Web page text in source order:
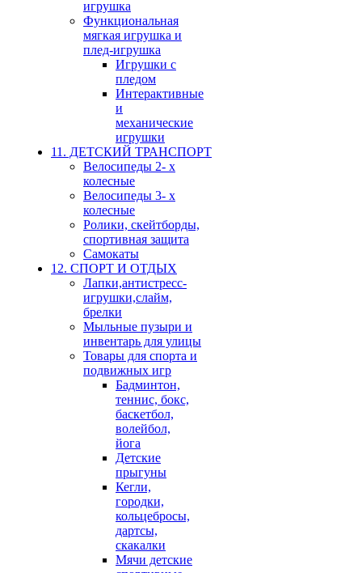
игрушка
Функциональная
мягкая игрушка и
плед-игрушка
Игрушки с
пледом
Интерактивные
и
механические
игрушки
11. ДЕТСКИЙ ТРАНСПОРТ
Велосипеды 2- х
колесные
Велосипеды 3- х
колесные
Ролики, скейтборды,
спортивная защита
Самокаты
12. СПОРТ И ОТДЫХ
Лапки,антистресс-
игрушки,слайм,
брелки
Мыльные пузыри и
инвентарь для улицы
Товары для спорта и
подвижных игр
Бадминтон,
теннис, бокс,
баскетбол,
волейбол,
йога
Детские
прыгуны
Кегли,
городки,
кольцебросы,
дартсы,
скакалки
Мячи детские